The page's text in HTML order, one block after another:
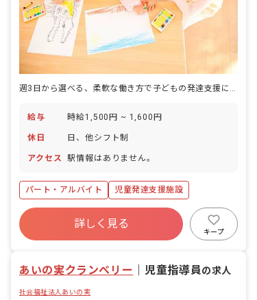
週3日から選べる、柔軟な働き方で子どもの発達支援に向き合える。
給与 時給1,500円 ~ 1,600円
休日 日、他シフト制
アクセス 駅情報はありません。
パート・アルバイト 児童発達支援施設
詳しく見る
キープ
あいの実クランベリー ｜児童指導員の求人
社会福祉法人あいの実